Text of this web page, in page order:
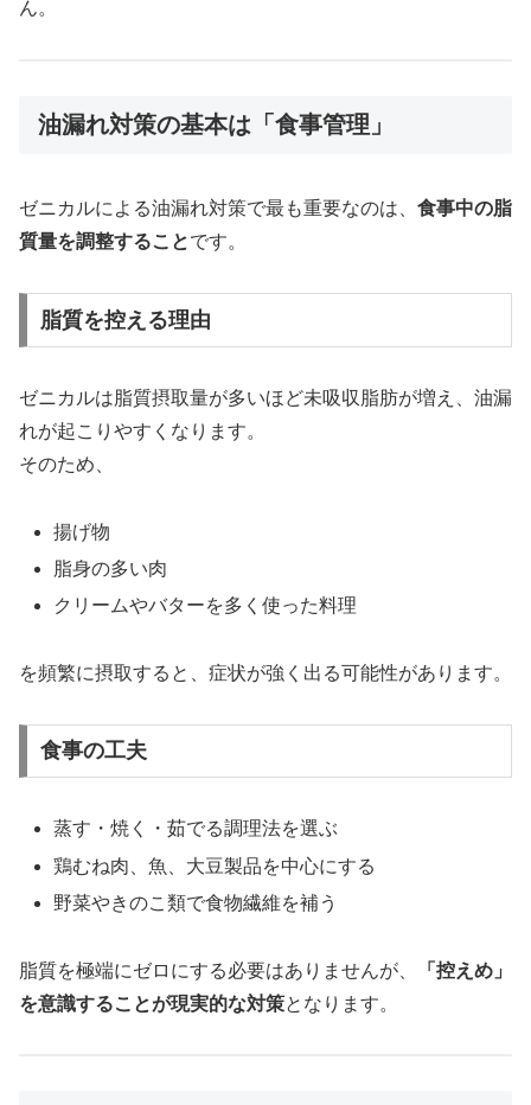
ん。
油漏れ対策の基本は「食事管理」
ゼニカルによる油漏れ対策で最も重要なのは、 食事中の脂
質量を調整することです。
脂質を控える理由
ゼニカルは脂質摂取量が多いほど未吸収脂肪が増え、油漏
れが起こりやすくなります。
そのため、
揚げ物
脂身の多い肉
クリームやバターを多く使った料理
を頻繁に摂取すると、症状が強く出る可能性があります。
食事の工夫
蒸す・焼く・茹でる調理法を選ぶ
鶏むね肉、魚、大豆製品を中心にする
野菜やきのこ類で食物繊維を補う
脂質を極端にゼロにする必要はありませんが、
「控えめ」
を意識することが現実的な対策となります。